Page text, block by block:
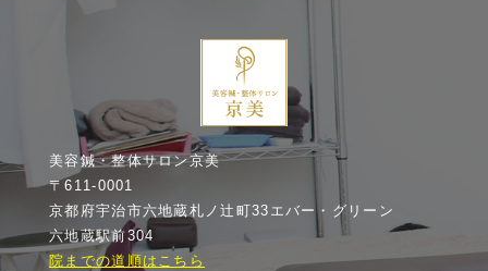
美容鍼・整体サロン京美
〒611-0001
京都府宇治市六地蔵札ノ辻町33エバー・グリーン
六地蔵駅前304
院までの道順はこちら